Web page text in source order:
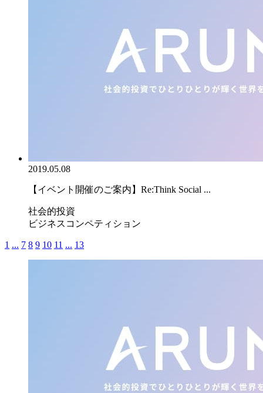
2019.05.08
【イベント開催のご案内】Re:Think Social ...
社会的投資
ビジネスコンペティション
1 ... 7 8 9 10 11 ... 13